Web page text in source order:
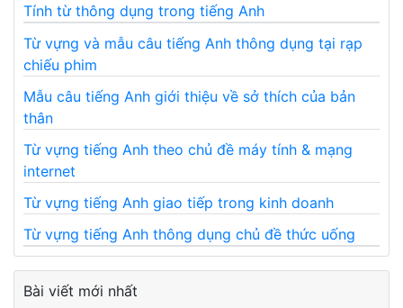
Tính từ thông dụng trong tiếng Anh
Từ vựng và mẫu câu tiếng Anh thông dụng tại rạp
chiếu phim
Mẫu câu tiếng Anh giới thiệu về sở thích của bản
thân
Từ vựng tiếng Anh theo chủ đề máy tính & mạng
internet
Từ vựng tiếng Anh giao tiếp trong kinh doanh
Từ vựng tiếng Anh thông dụng chủ đề thức uống
Bài viết mới nhất